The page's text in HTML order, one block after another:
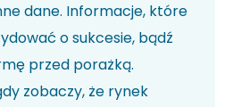
dane. Informacje, które
o sukcesie, bądź
przed porażką.
zobaczy, że rynek